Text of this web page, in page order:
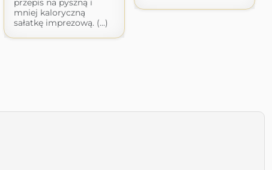
przepis na pyszną i
mniej kaloryczną
sałatkę imprezową. (...)